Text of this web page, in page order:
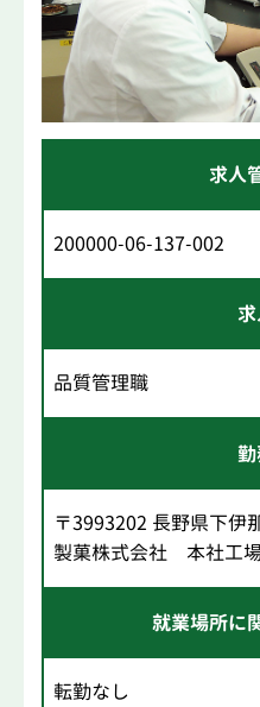
求人
200000-06-137-002
品質管理職
〒3993202 長野県下伊
製菓株式会社 本社工
就業場所に
転勤なし